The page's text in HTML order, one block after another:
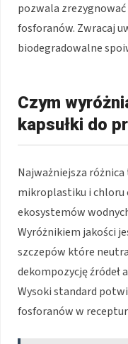
pozwala
fosforanów. Zwracaj
biodegradowalne
Czym
kapsułki do
Najważniejsza
mikroplastiku i chloru
ekosystemów
Wyróżnikiem jakości
szczepów które
dekompozycję źródeł
Wysoki standard
fosforanów w